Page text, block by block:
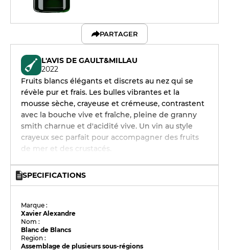
PARTAGER
L'AVIS DE GAULT&MILLAU
2022
Fruits blancs élégants et discrets au nez qui se
révèle pur et frais. Les bulles vibrantes et la
mousse sèche, crayeuse et crémeuse, contrastent
avec la bouche vive et fraîche, pleine de granny
smith charnue et d'acidité vive. Un vin au style
crayeux sec parfait pour accompagner des fruits
de mer et des crustacés.
SPECIFICATIONS
Marque :
Xavier Alexandre
Nom :
Blanc de Blancs
Region :
Assemblage de plusieurs sous-régions